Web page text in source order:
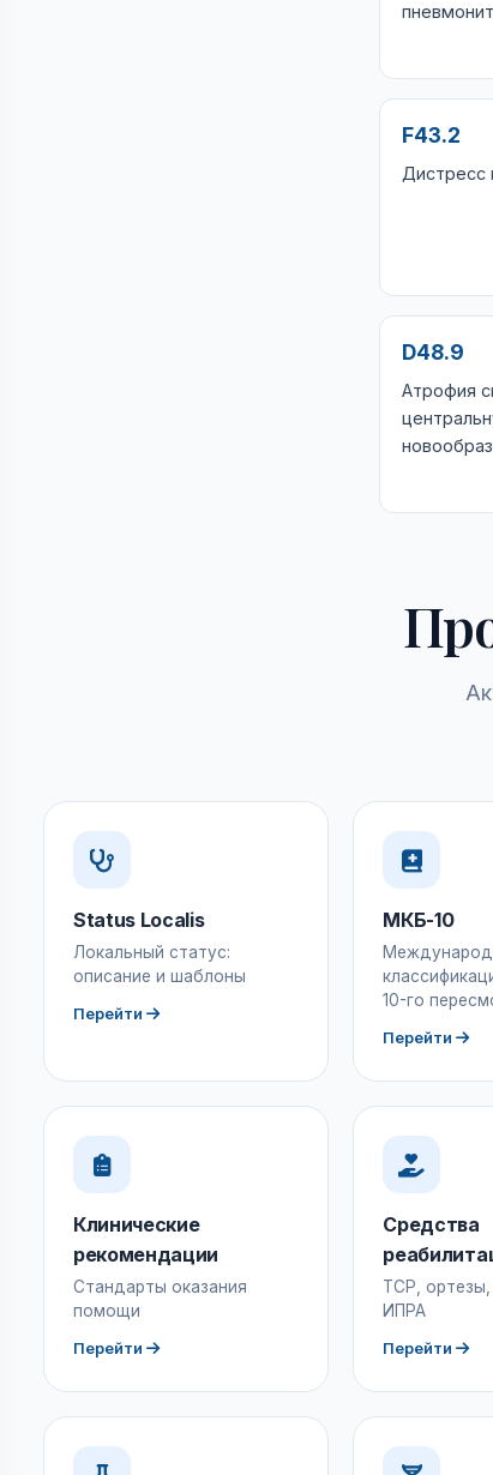
F43.2
Дистресс
D48.9
Атрофия
Status Localis
Локальный статус:
описание и шаблоны
Перейти
МКБ-10
10-го
Перейти
Клинические
рекомендации
Стандарты оказания
помощи
Перейти
Средства
ТСР, ортезы,
ИПРА
Перейти